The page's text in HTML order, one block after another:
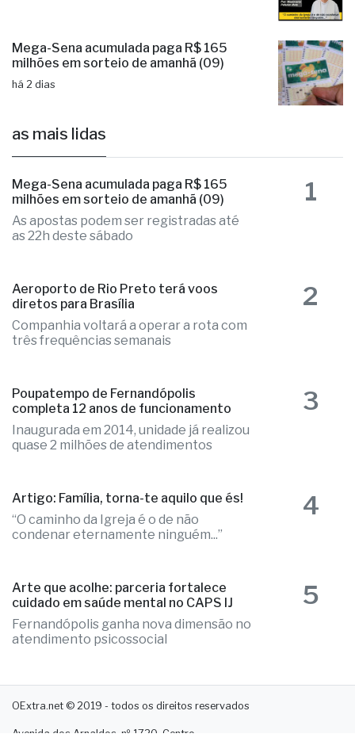
Mega-Sena acumulada paga R$ 165
milhões em sorteio de amanhã (09)
há 2 dias
as mais lidas
Mega-Sena acumulada paga R$ 165
milhões em sorteio de amanhã (09)
As apostas podem ser registradas até
as 22h deste sábado
1
Aeroporto de Rio Preto terá voos
diretos para Brasília
Companhia voltará a operar a rota com
três frequências semanais
2
Poupatempo de Fernandópolis
completa 12 anos de funcionamento
Inaugurada em 2014, unidade já realizou
quase 2 milhões de atendimentos
3
Artigo: Família, torna-te aquilo que és!
“O caminho da Igreja é o de não
condenar eternamente ninguém...”
4
Arte que acolhe: parceria fortalece
cuidado em saúde mental no CAPS IJ
Fernandópolis ganha nova dimensão no
atendimento psicossocial
5
OExtra.net © 2019 - todos os direitos reservados
Avenida dos Arnaldos, nº 1720, Centro